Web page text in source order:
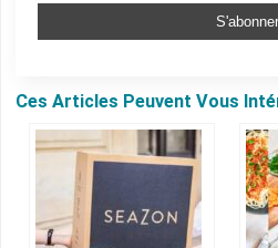
Ces Articles Peuvent Vous